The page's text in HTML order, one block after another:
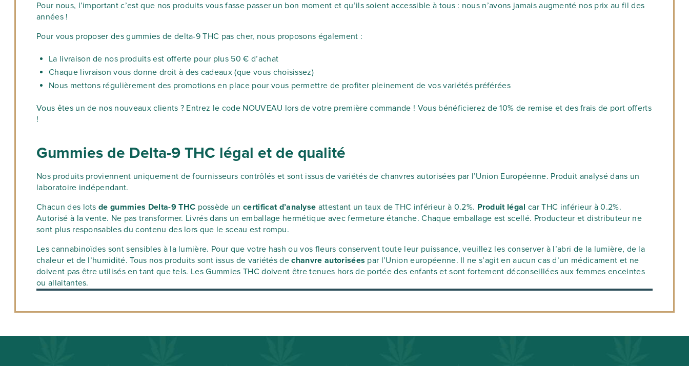
Pour nous, l’important c’est que nos produits vous fasse passer un bon moment et qu’ils soient accessible à tous : nous n’avons jamais augmenté nos prix au fil des
années !
Pour vous proposer des gummies de delta-9 THC pas cher, nous proposons également :
La livraison de nos produits est offerte pour plus 50 € d’achat
Chaque livraison vous donne droit à des cadeaux (que vous choisissez)
Nous mettons régulièrement des promotions en place pour vous permettre de profiter pleinement de vos variétés préférées
Vous êtes un de nos nouveaux clients ? Entrez le code NOUVEAU lors de votre première commande ! Vous bénéficierez de 10% de remise et des frais de port offerts
!
Gummies de Delta-9 THC légal et de qualité
Nos produits proviennent uniquement de fournisseurs contrôlés et sont issus de variétés de chanvres autorisées par l’Union Européenne. Produit analysé dans un
laboratoire indépendant.
Chacun des lotsde gummies Delta-9 THC possède uncertificat d’analyse attestant un taux de THC inférieur à 0.2%. Produit légal car THC inférieur à 0.2%.
Autorisé à la vente. Ne pas transformer. Livrés dans un emballage hermétique avec fermeture étanche. Chaque emballage est scellé. Producteur et distributeur ne
sont plus responsables du contenu des lors que le sceau est rompu.
Les cannabinoïdes sont sensibles à la lumière. Pour que votre hash ou vos fleurs conservent toute leur puissance, veuillez les conserver à l’abri de la lumière, de la
chaleur et de l’humidité. Tous nos produits sont issus de variétés dechanvre autorisées par l’Union européenne. Il ne s’agit en aucun cas d’un médicament et ne
doivent pas être utilisés en tant que tels. Les Gummies THC doivent être tenues hors de portée des enfants et sont fortement déconseillées aux femmes enceintes
ou allaitantes.